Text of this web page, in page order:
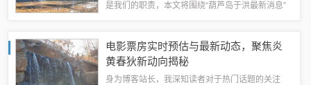
是我们的职责，本文将围绕“葫芦岛于洪最新消息”
得。葫芦岛于洪最新消息关于葫芦岛于洪...
电影票房实时预估与最新动态，聚焦炎
黄春狄新动向揭秘
身为博客站长，我深知读者对于热门话题的关注